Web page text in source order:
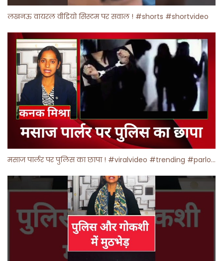
लखनऊ वायरल वीडियो सिस्टम पर सवाल ! #shorts #shortvideo
मसाज पार्लर पर पुलिस का छापा ! #viralvideo #trending #parlour